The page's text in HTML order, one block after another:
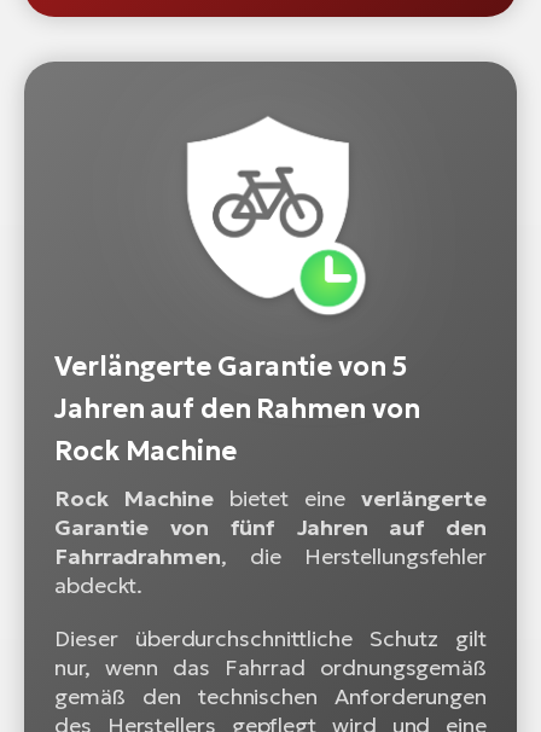
Verlängerte Garantie von 5
Jahren auf den Rahmen von
Rock Machine
Rock Machine bietet eineverlängerte
Garantie von fünf Jahren auf den
Fahrradrahmen, die Herstellungsfehler
abdeckt.
Dieser überdurchschnittliche Schutz gilt
nur, wenn das Fahrrad ordnungsgemäß
gemäß den technischen Anforderungen
des Herstellers gepflegt wird und eine